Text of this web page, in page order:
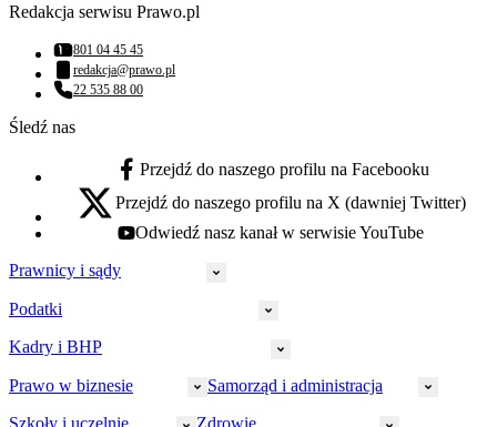
Redakcja serwisu Prawo.pl
Numer telefonu:
801 04 45 45
Adres email:
redakcja@prawo.pl
Numer telefonu:
22 535 88 00
Śledź nas
facebook - otwiera się w nowej karcie
Przejdź do naszego profilu na Facebooku
x - otwiera się w nowej karcie
Przejdź do naszego profilu na X (dawniej Twitter)
youtube - otwiera się w nowej karcie
Odwiedź nasz kanał w serwisie YouTube
Prawnicy i sądy
Prawnicy
Policja
Podatki
CIT
Kadry i BHP
HR
Prawo w biznesie Samorząd i administracja